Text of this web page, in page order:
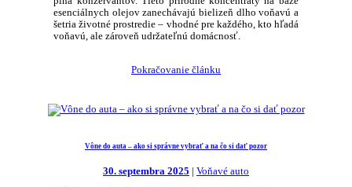
esenciálnych olejov zanechávajú bielizeň dlho voňavú a
šetria životné prostredie – vhodné pre každého, kto hľadá
voňavú, ale zároveň udržateľnú domácnosť.
Pokračovanie článku
Vône do auta – ako si správne vybrať a na čo si dať pozor
30. septembra 2025
Voňavé auto